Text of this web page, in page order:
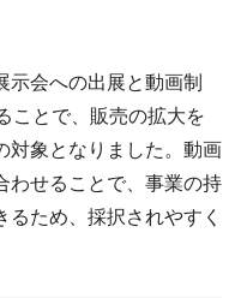
示会への出展と動画制
ことで、販売の拡大を
対象となりました。動画
わせることで、事業の持
ため、採択されやすく